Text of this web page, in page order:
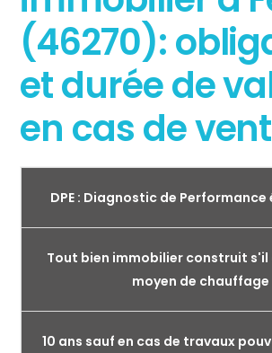
(46270):
et durée de
en cas de
DPE : Diagnostic de
Tout bien immobilier construit s'il
moyen de chauffage
10 ans sauf en cas de travaux